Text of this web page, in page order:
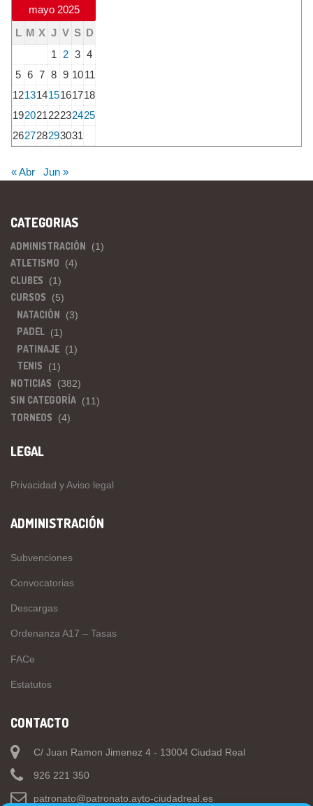
mayo 2025
L M X J V S D
1
2 3 4
5 6 7 8 9 1011
12131415161718
19202122232425
262728293031
« Abr Jun »
CATEGORIAS
ADMINISTRACIÓN (1)
ATLETISMO (4)
CLUBES (1)
CURSOS (5)
NATACIÓN (3)
PADEL (1)
PATINAJE (1)
TENIS (1)
NOTICIAS (382)
SIN CATEGORÍA (11)
TORNEOS (4)
LEGAL
Privacidad y Aviso legal
ADMINISTRACIÓN
Subvenciones
Convocatorias
Descargas
Ordenanza A17 – Tasas
FACe
Estatutos
CONTACTO
C/ Juan Ramon Jimenez 4 - 13004 Ciudad Real
926 221 350
patronato@patronato.ayto-ciudadreal.es